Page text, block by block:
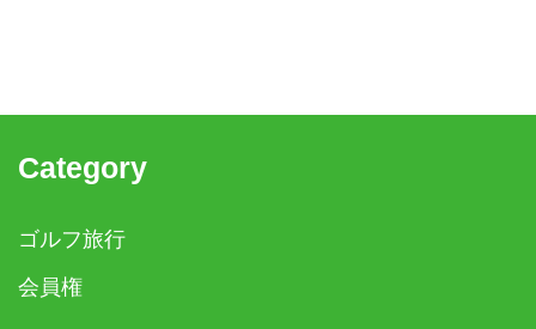
Category
ゴルフ旅行
会員権